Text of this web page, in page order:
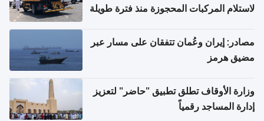
لاستلام المركبات المحجوزة منذ فترة طويلة
مصادر: إيران وعُمان تتفقان على مسار عبر
مضيق هرمز
وزارة الأوقاف تطلق تطبيق "حاضر" لتعزيز
إدارة المساجد رقمياً